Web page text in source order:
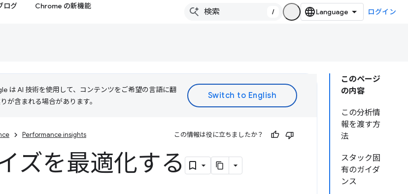
ログ Chrome の新機能
/ ログイン
このページ
の内容
この分析情
報を渡す方
法
スタック固
有のガイダ
ンス
は AI 技術を使用して、コンテンツをご希望の言語に翻
が含まれる場合があります。
Performance insights この情報は役に立ちましたか？
ズを最適化する